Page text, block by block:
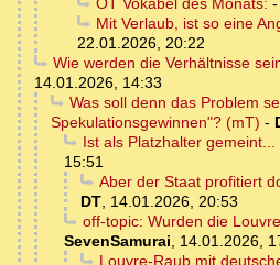
OT Vokabel des Monats: -
Mit Verlaub, ist so eine
22.01.2026, 20:22
Wie werden die Verhältnisse
14.01.2026, 14:33
Was soll denn das Problem
Spekulationsgewinnen"? (mT) -
Ist als Platzhalter gemeint...
15:51
Aber der Staat profitiert
DT, 14.01.2026, 20:53
off-topic: Wurden die
SevenSamurai, 14.01.2026,
Louvre-Raub mit